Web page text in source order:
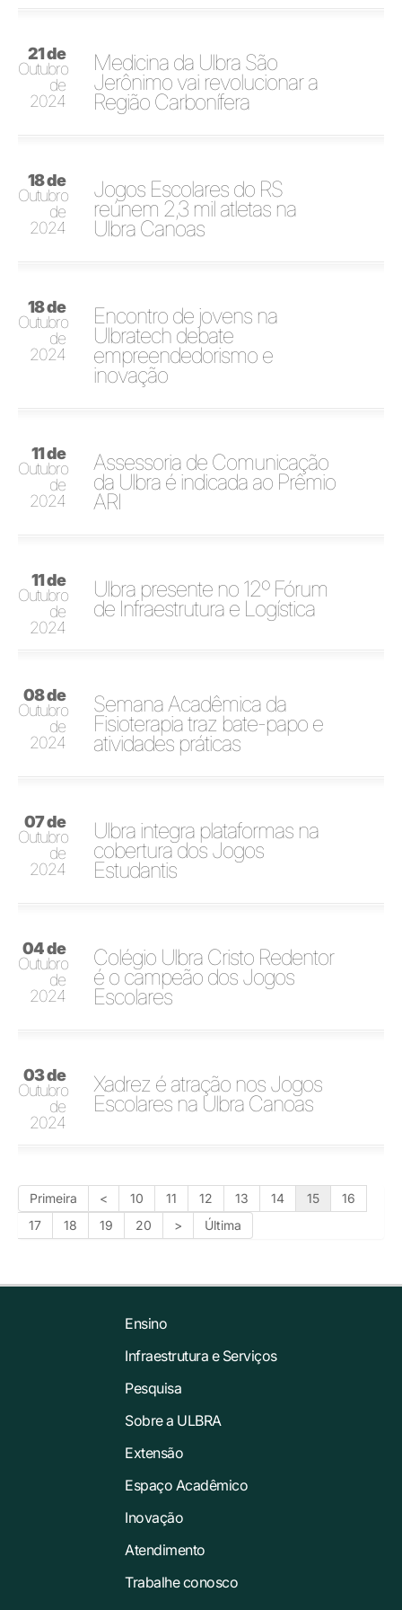
21 de
Outubro
de
2024
Medicina da Ulbra São
Jerônimo vai revolucionar a
Região Carbonífera
18 de
Outubro
de
2024
Jogos Escolares do RS
reúnem 2,3 mil atletas na
Ulbra Canoas
18 de
Outubro
de
2024
Encontro de jovens na
Ulbratech debate
empreendedorismo e
inovação
11 de
Outubro
de
2024
Assessoria de Comunicação
da Ulbra é indicada ao Prêmio
ARI
11 de
Outubro
de
2024
Ulbra presente no 12º Fórum
de Infraestrutura e Logística
08 de
Outubro
de
2024
Semana Acadêmica da
Fisioterapia traz bate-papo e
atividades práticas
07 de
Outubro
de
2024
Ulbra integra plataformas na
cobertura dos Jogos
Estudantis
04 de
Outubro
de
2024
Colégio Ulbra Cristo Redentor
é o campeão dos Jogos
Escolares
03 de
Outubro
de
2024
Xadrez é atração nos Jogos
Escolares na Ulbra Canoas
Primeira < 10 11 12 13 14 15
16
17
18 19 20 > Última
Ensino
Infraestrutura e Serviços
Pesquisa
Sobre a ULBRA
Extensão
Espaço Acadêmico
Inovação
Atendimento
Trabalhe conosco